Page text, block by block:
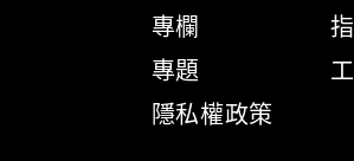
專欄
專題
隱私權政策